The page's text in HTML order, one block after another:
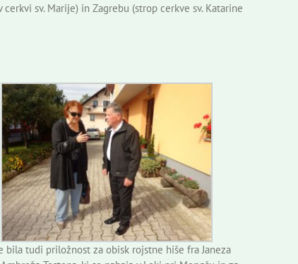
sv. Marije) in Zagrebu (strop cerkve sv. Katarine
bila tudi priložnost za obisk rojstne hiše fra Janeza